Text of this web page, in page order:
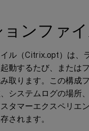
ョンファ
ル（Citrix.opt）は、
動するたび、または
取ります。この構成
システムログの場所
タマーエクスペリエ
されます。